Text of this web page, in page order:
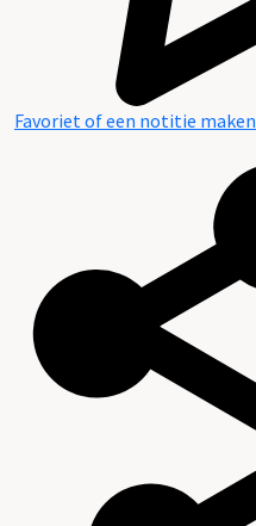
Favoriet of een notitie maken